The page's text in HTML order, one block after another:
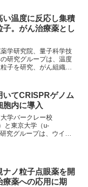
い温度に反応し集積
子。がん治療薬とし
学研究院、量子科学技
研究グループは、温度
子を研究、がん組織の
ん組織の高い温度に反応
特異的...
いてCRISPRゲノム
胞内に導入
学バークレー校
と東京大学（u-
究グループは、ウイル
ナノ粒子点眼薬を開
療薬への応用に期